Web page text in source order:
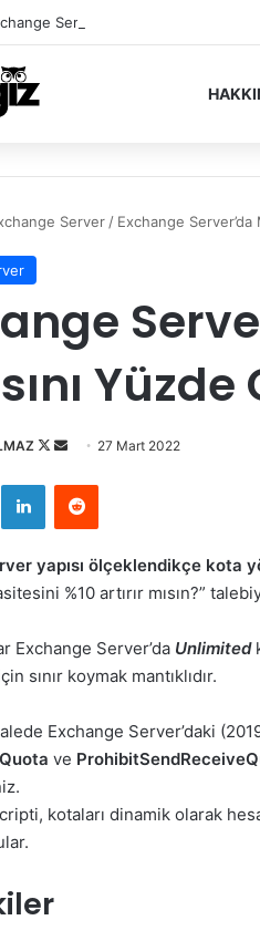
Server Haziran 2026 Security
Server / Exchange Server’da
Follow
Bir
posta
göndermek
27 Mart 2022
LinkedInReddit
yapısı ölçeklendikçe kota
%10 artırır mısın?”
Exchange Server’da Unlimited
sınır koymak mantıklıdır.
Exchange Server’daki
ve
kotaları dinamik olarak